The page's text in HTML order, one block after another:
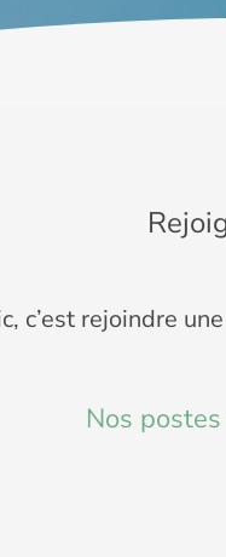
c’est rejoindre
Nos